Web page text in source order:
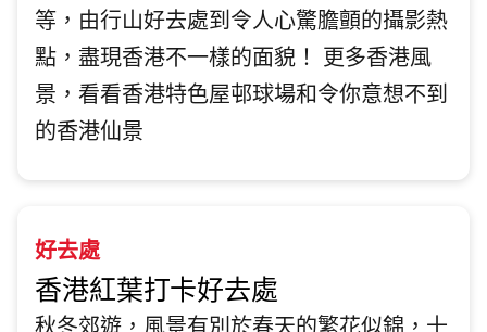
等，由行山好去處到令人心驚膽顫的攝影熱
點，盡現香港不一樣的面貌！ 更多香港風
景，看看香港特色屋邨球場和令你意想不到
的香港仙景
好去處
香港紅葉打卡好去處